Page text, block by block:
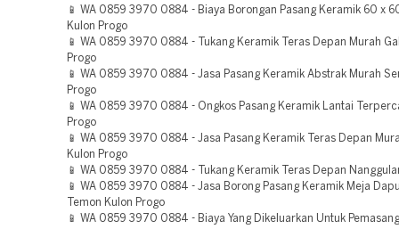
📱 WA 0859 3970 0884 - Biaya Borongan Pasang Keramik 60 x
Kulon Progo
📱 WA 0859 3970 0884 - Tukang Keramik Teras Depan Murah
Progo
📱 WA 0859 3970 0884 - Jasa Pasang Keramik Abstrak Murah
Progo
📱 WA 0859 3970 0884 - Ongkos Pasang Keramik Lantai
Progo
📱 WA 0859 3970 0884 - Jasa Pasang Keramik Teras Depan
Kulon Progo
📱 WA 0859 3970 0884 - Tukang Keramik Teras Depan
📱 WA 0859 3970 0884 - Jasa Borong Pasang Keramik Meja
Temon Kulon Progo
📱 WA 0859 3970 0884 - Biaya Yang Dikeluarkan Untuk